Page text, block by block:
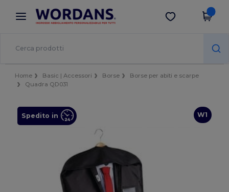
× App Wordans
Prezzi migliori sull'app!
Scarica app
Home Basic | Accessori Borse
Borse per abiti e scarpe
Quadra QD031
W1
Spedito in